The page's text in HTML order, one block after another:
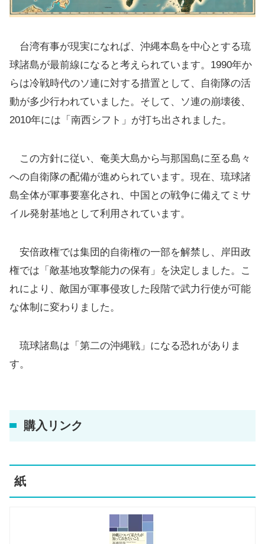
台湾有事が現実になれば、沖縄本島を中心とする琉
球諸島が最前線になると考えられています。1990年か
らは冷戦時代のソ連に対する措置として、自衛隊の活
動が多少行われていました。そして、ソ連の崩壊後、
2010年には「南西シフト」が打ち出されました。
この方針に従い、奄美大島から与那国島に至る島々
への自衛隊の配備が進められています。現在、琉球諸
島全体が軍事要塞化され、中国との戦争に備えてミサ
イル発射基地として利用されています。
安倍政権では集団的自衛権の一部を解禁し、岸田政
権では「敵基地攻撃能力の保有」を決定しました。こ
れにより、敵国が軍事侵攻した段階で武力行使が可能
な体制に変わりました。
琉球諸島は「第二の沖縄戦」になる恐れがありま
す。
購入リンク
紙